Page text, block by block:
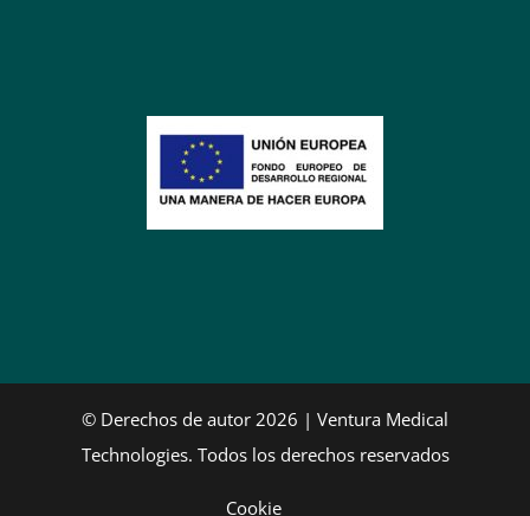
© Derechos de autor 2026 | Ventura Medical
Technologies. Todos los derechos reservados
Cookie